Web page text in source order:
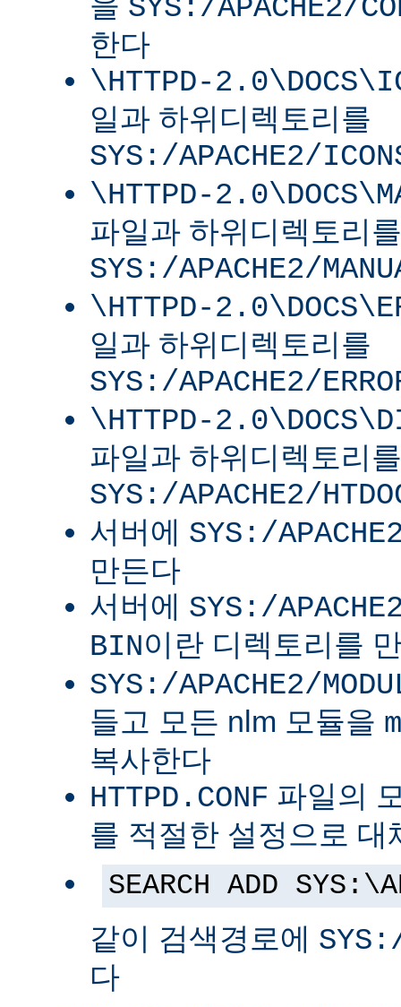
SYS:/APACHE2/
한다
\HTTPD-
일과 하위디렉토리를
SYS:/APACHE2/
\HTTPD-
파일과 하위디렉토리를
SYS:/APACHE2/
\HTTPD-
일과 하위디렉토리를
SYS:/APACHE2/
\HTTPD-
파일과 하위디렉토리를
SYS:/APACHE2/
서버에 SYS:/
만든다
서버에 SYS:/
BIN이란 디렉토리를
SYS:/APACHE2/
들고 모든 nlm 모듈을
복사한다
HTTPD.CONF 파일의
를 적절한 설정으로 대
SEARCH ADD
같이 검색경로에
다